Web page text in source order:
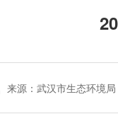
来源：武汉市生态环境局